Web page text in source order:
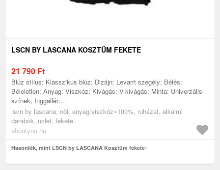
LSCN BY LASCANA KOSZTÜM FEKETE
21 790 Ft
Blúz stílus: Klasszikus blúz; Dizájn: Levarrt szegély; Bélés:
Béleletlen; Anyag: Viszkóz; Kivágás: V-kivágás; Minta: Univerzális
színek; Inggallér:...
lscn by lascana, női, anyag:viszkóz=100%, ruházat, alkalmi
darabok, üzlet, fekete
aboutyou.hu
Hasonlók, mint LSCN by LASCANA Kosztüm fekete